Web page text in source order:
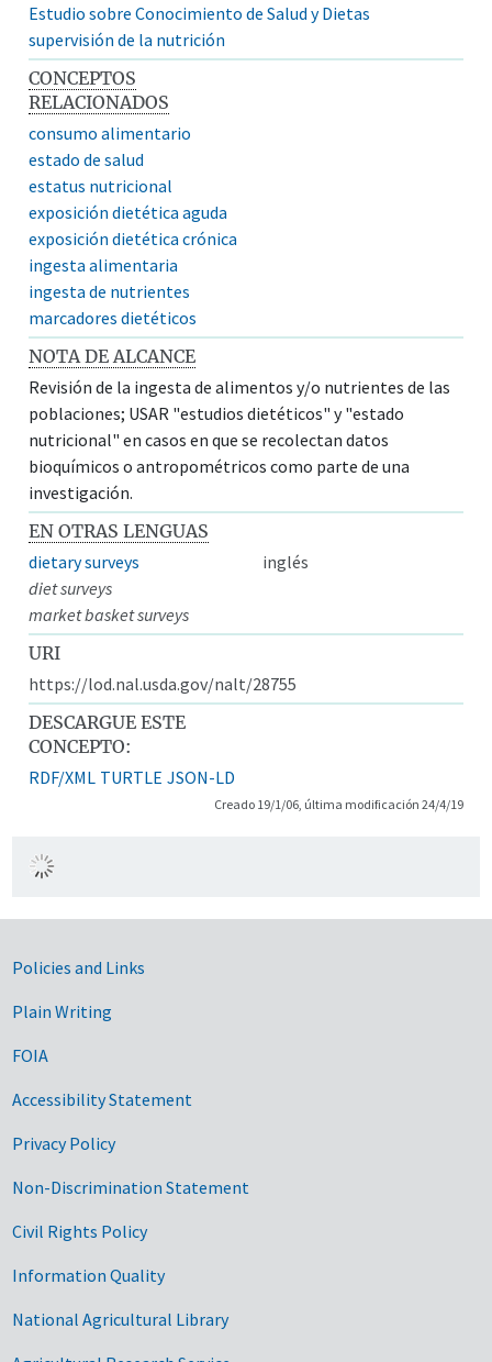
Estudio sobre Conocimiento de Salud y Dietas
supervisión de la nutrición
CONCEPTOS
RELACIONADOS
consumo alimentario
estado de salud
estatus nutricional
exposición dietética aguda
exposición dietética crónica
ingesta alimentaria
ingesta de nutrientes
marcadores dietéticos
NOTA DE ALCANCE
Revisión de la ingesta de alimentos y/o nutrientes de las
poblaciones; USAR "estudios dietéticos" y "estado
nutricional" en casos en que se recolectan datos
bioquímicos o antropométricos como parte de una
investigación.
EN OTRAS LENGUAS
dietary surveys
inglés
diet surveys
market basket surveys
URI
https://lod.nal.usda.gov/nalt/28755
DESCARGUE ESTE
CONCEPTO:
RDF/XML TURTLE JSON-LD
Creado 19/1/06, última modificación 24/4/19
Government Links
Policies and Links
Plain Writing
FOIA
Accessibility Statement
Privacy Policy
Non-Discrimination Statement
Civil Rights Policy
Information Quality
National Agricultural Library